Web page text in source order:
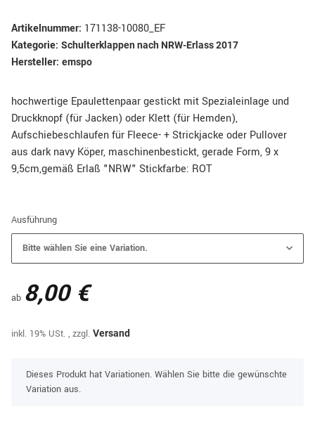
Artikelnummer: 171138-10080_EF
Kategorie: Schulterklappen nach NRW-Erlass 2017
Hersteller: emspo
hochwertige Epaulettenpaar gestickt mit Spezialeinlage und
Druckknopf (für Jacken) oder Klett (für Hemden),
Aufschiebeschlaufen für Fleece- + Strickjacke oder Pullover
aus dark navy Köper, maschinenbestickt, gerade Form, 9 x
9,5cm,gemäß Erlaß "NRW" Stickfarbe: ROT
Ausführung
Bitte wählen Sie eine Variation.
ab 8,00 €
inkl. 19% USt. , zzgl. Versand
xDieses Produkt hat Variationen. Wählen Sie bitte die gewünschte
Variation aus.